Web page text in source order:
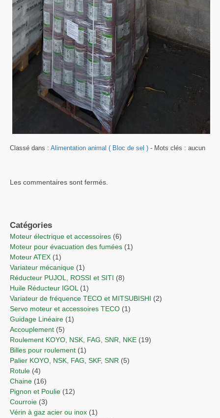
Classé dans : Alimentation animal ( Bloc de sel ) - Mots clés : aucun
Les commentaires sont fermés.
Catégories
Moteur électrique et accessoires (6)
Moteur pour évacuation des fumées (1)
Moteur ATEX (1)
Variateur mécanique (1)
Réducteur PUJOL, ROSSI et SITI (8)
Huile Réducteur IGOL (1)
Variateur de fréquence TECO et MITSUBISHI (2)
Servo moteur et accessoires TECO (1)
Guidage Linéaire (1)
Accouplement (5)
Roulement KOYO, NSK, FAG, SNR, NKE (19)
Billes pour roulement (1)
Palier KOYO, NSK, FAG, SKF, SNR (5)
Rotule (4)
Chaine (16)
Pignon et Poulie (12)
Courroie (3)
Vérin à gaz acier ou inox (1)